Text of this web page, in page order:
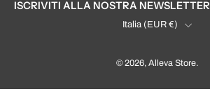
ISCRIVITI ALLA NOSTRA NEWSLETTER
Italia ‎(EUR €)‎
© 2026, Alleva Store.